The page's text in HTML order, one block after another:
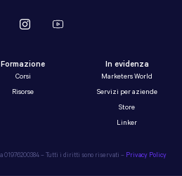
Formazione
Corsi
Risorse
In evidenza
Marketers World
Servizi per aziende
Store
Linker
01976200384 – Tutti i diritti sono riservati – Privacy Policy